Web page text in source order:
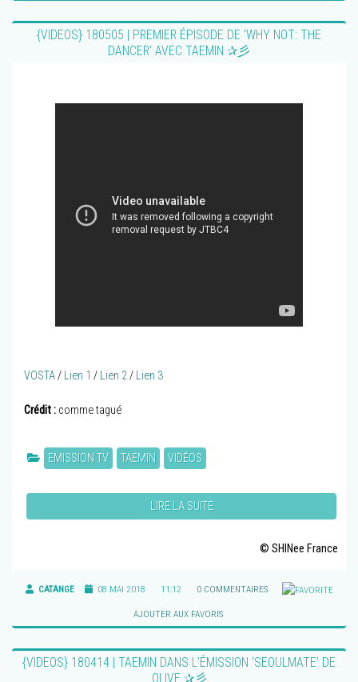
{VIDEOS} 180505 | PREMIER ÉPISODE DE ‘WHY NOT: THE
DANCER’ AVEC TAEMIN ✰彡
VOSTA/ Lien 1 / Lien 2/ Lien 3
Crédit : comme tagué
EMISSION TV TAEMIN VIDÉOS
LIRE LA SUITE
© SHINee France
CATANGE 08 MAI 2018 11:12 0 COMMENTAIRES
AJOUTER AUX FAVORIS
{VIDEOS} 180414 | TAEMIN DANS L’ÉMISSION ‘SEOULMATE’ DE
OLIVE ✰彡